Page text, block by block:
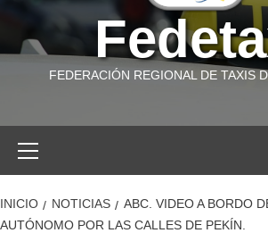
FEDERACIÓN REGIONAL DE TAXIS
INICIO NOTICIAS
ABC. VIDEO A BORDO
AUTÓNOMO POR LAS CALLES DE PEKÍN.